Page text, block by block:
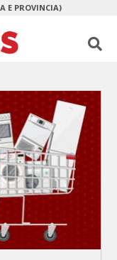
E PROVINCIA)